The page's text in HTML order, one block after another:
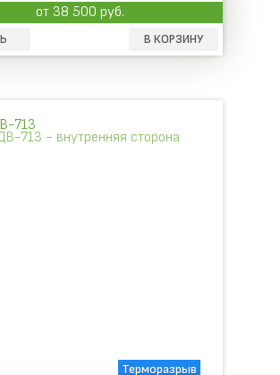
от 38 500 руб.
В КОРЗИНУ
Терморазрыв